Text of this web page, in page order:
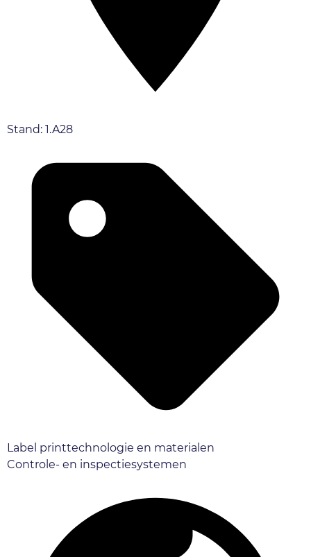
Stand: 1.A28
Label printtechnologie en materialen
Controle- en inspectiesystemen